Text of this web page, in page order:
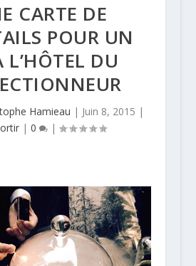
CARTE DE
POUR UN
L’HÔTEL DU
Hamieau | Juin 8, 2015 |
|0 |